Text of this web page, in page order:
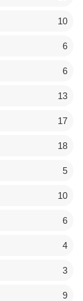
10
6
6
13
17
18
5
10
6
4
3
9